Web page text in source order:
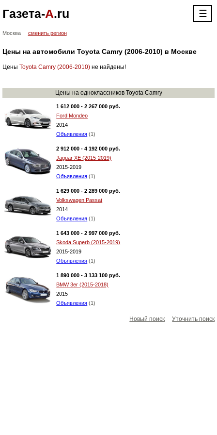
Газета-А.ru ☰
Москва сменить регион
Цены на автомобили Toyota Camry (2006-2010) в Москве
Цены Toyota Camry (2006-2010)не найдены!
Цены на одноклассников Toyota Camry
1 612 000 - 2 267 000 руб.
Ford Mondeo
2014
Объявления (1)
2 912 000 - 4 192 000 руб.
Jaguar XE (2015-2019)
2015-2019
Объявления (1)
1 629 000 - 2 289 000 руб.
Volkswagen Passat
2014
Объявления (1)
1 643 000 - 2 997 000 руб.
Skoda Superb (2015-2019)
2015-2019
Объявления (1)
1 890 000 - 3 133 100 руб.
BMW 3er (2015-2018)
2015
Объявления (1)
Новый поиск Уточнить поиск